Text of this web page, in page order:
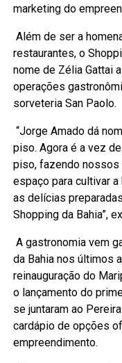
marketing do
Além de ser a
restaurantes, o
nome de Zélia Gattai
operações
sorveteria San Paolo.
“Jorge Amado dá
piso. Agora é a vez
piso, fazendo nossos
espaço para cultivar
as delícias
Shopping da Bahia”,
A gastronomia vem
da Bahia nos últimos
reinauguração do
o lançamento do
se juntaram ao
cardápio de opções
empreendimento.